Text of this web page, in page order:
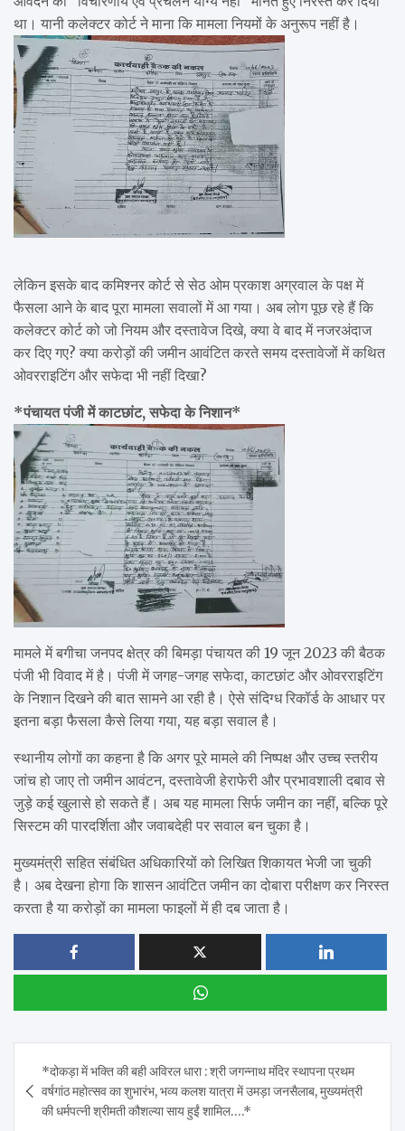
था। यानी कलेक्टर कोर्ट ने माना कि मामला नियमों के अनुरूप नहीं है।
लेकिन इसके बाद कमिश्नर कोर्ट से सेठ ओम प्रकाश अग्रवाल के पक्ष में
फैसला आने के बाद पूरा मामला सवालों में आ गया। अब लोग पूछ रहे हैं कि
कलेक्टर कोर्ट को जो नियम और दस्तावेज दिखे, क्या वे बाद में नजरअंदाज
कर दिए गए? क्या करोड़ों की जमीन आवंटित करते समय दस्तावेजों में कथित
ओवरराइटिंग और सफेदा भी नहीं दिखा?
*पंचायत पंजी में काटछांट, सफेदा के निशान*
मामले में बगीचा जनपद क्षेत्र की बिमड़ा पंचायत की 19 जून 2023 की बैठक
पंजी भी विवाद में है। पंजी में जगह-जगह सफेदा, काटछांट और ओवरराइटिंग
के निशान दिखने की बात सामने आ रही है। ऐसे संदिग्ध रिकॉर्ड के आधार पर
इतना बड़ा फैसला कैसे लिया गया, यह बड़ा सवाल है।
स्थानीय लोगों का कहना है कि अगर पूरे मामले की निष्पक्ष और उच्च स्तरीय
जांच हो जाए तो जमीन आवंटन, दस्तावेजी हेराफेरी और प्रभावशाली दबाव से
जुड़े कई खुलासे हो सकते हैं। अब यह मामला सिर्फ जमीन का नहीं, बल्कि पूरे
सिस्टम की पारदर्शिता और जवाबदेही पर सवाल बन चुका है।
मुख्यमंत्री सहित संबंधित अधिकारियों को लिखित शिकायत भेजी जा चुकी
है। अब देखना होगा कि शासन आवंटित जमीन का दोबारा परीक्षण कर निरस्त
करता है या करोड़ों का मामला फाइलों में ही दब जाता है।
navigation
*दोकड़ा में भक्ति की बही अविरल धारा : श्री जगन्नाथ मंदिर स्थापना प्रथम
वर्षगांठ महोत्सव का शुभारंभ, भव्य कलश यात्रा में उमड़ा जनसैलाब, मुख्यमंत्री
की धर्मपत्नी श्रीमती कौशल्या साय हुईं शामिल….*